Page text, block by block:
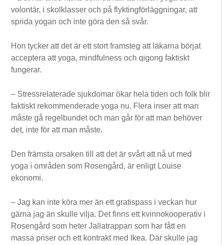
volontär, i skolklasser och på flyktingförläggningar, att
sprida yogan och inte göra den så svår.
Hon tycker att det är ett stort framsteg att läkarna börjat
acceptera att yoga, mindfulness och qigong faktiskt
fungerar.
– Stressrelaterade sjukdomar ökar hela tiden och folk blir
faktiskt rekommenderade yoga nu. Flera inser att man
måste gå regelbundet och man går för att man behöver
det, inte för att man måste.
Den främsta orsaken till att det är svårt att nå ut med
yoga i områden som Rosengård, är enligt Louise
ekonomi.
– Jag kan inte köra mer än ett gratispass i veckan hur
gärna jag än skulle vilja. Det finns ett kvinnokooperativ i
Rosengård som heter Jallatrappan som har fått en
massa priser och ett kontrakt med Ikea. Där skulle jag